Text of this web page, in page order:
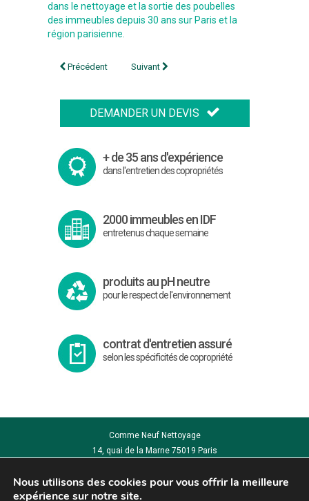
dans le nettoyage et la sortie des poubelles
des immeubles depuis 30 ans sur Paris et la
région parisienne.
Navigation
Précédent Suivant
DEMANDER UN DEVIS
+ de 35 ans d'expérience
dans l'entretien des copropriétés
2000 immeubles en IDF
entretenus chaque semaine
produits au pH neutre
pour le respect de l'environnement
contrat d'entretien assuré
selon les spécificités de copropriété
Comme Neuf Nettoyage
14, quai de la Marne 75019 Paris
Mentions légales
Politique de Cookies
Nous utilisons des cookies pour vous offrir la meilleure
expérience sur notre site.